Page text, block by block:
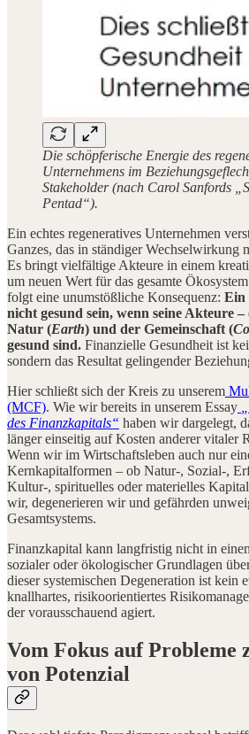
Die schöpferische Energie des
Unternehmens im
Stakeholder (nach Carol Sanfords
Pentad“).
Ein echtes regeneratives Unternehmen
Ganzes, das in ständiger Wechselwirkung
Es bringt vielfältige Akteure in einem
um neuen Wert für das gesamte
folgt eine unumstößliche Konsequenz: Ein
nicht gesund sein, wenn seine Akteure
Natur (Earth) und der Gemeinschaft (
gesund sind. Finanzielle Gesundheit ist
sondern das Resultat gelingender
Hier schließt sich der Kreis zu unserem
(MCF). Wie wir bereits in unserem Essay
des Finanzkapitals“ haben wir dargelegt,
länger einseitig auf Kosten anderer vitaler
Wenn wir im Wirtschaftsleben auch nur
Kernkapitalformen – ob Natur-, Sozial-,
Kultur-, spirituelles oder materielles
wir, degenerieren wir und gefährden
Gesamtsystems.
Finanzkapital kann langfristig nicht in
sozialer oder ökologischer Grundlagen
dieser systemischen Degeneration ist kein
knallhartes, risikoorientiertes
der vorausschauend agiert.
Vom Fokus auf Probleme
von Potenzial